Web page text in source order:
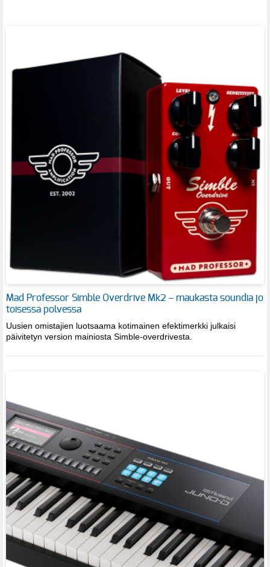
Mad Professor Simble Overdrive Mk2 – maukasta soundia jo
toisessa polvessa
Uusien omistajien luotsaama kotimainen efektimerkki julkaisi
päivitetyn version mainiosta Simble-overdrivesta.